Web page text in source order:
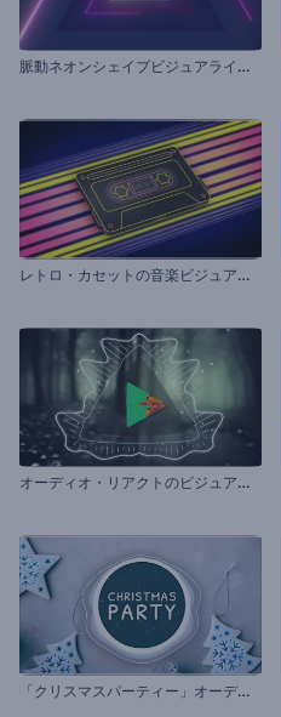
脈
動ネオンシェイプビジュアライザー
レ
トロ・カセットの音楽ビジュアライザー
オ
ーディオ・リアクトのビジュアライザー
「
クリスマスパーティー」オーディオビジュアライザー